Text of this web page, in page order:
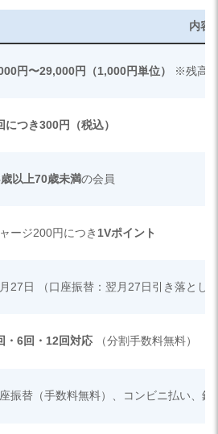
内容
円〜29,000円（1,000円単位） ※残高
につき300円（税込）
以上70歳未満の会員
ージ200円につき 1Vポイント
27日 （口座振替：翌月27日引き落とし
・6回・12回対応 （分割手数料無料）
振替（手数料無料）、コンビニ払い、銀